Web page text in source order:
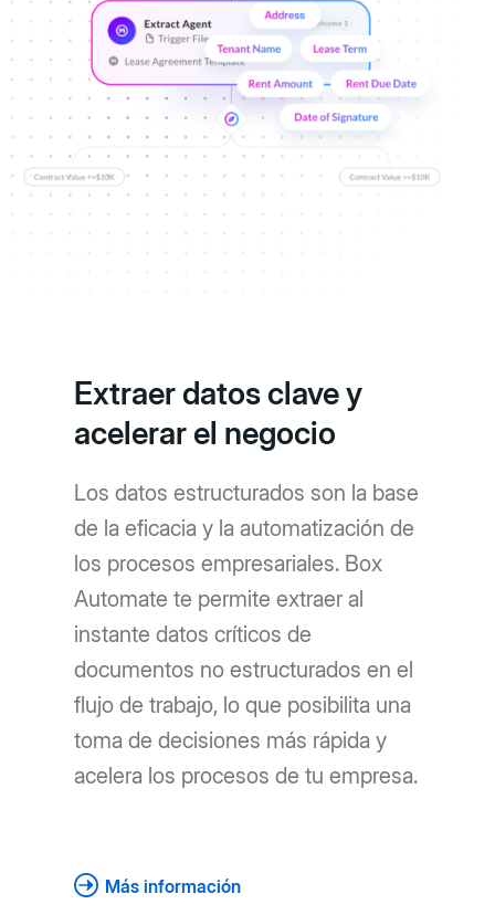
Extraer datos clave y
acelerar el negocio
Los datos estructurados son la base
de la eficacia y la automatización de
los procesos empresariales. Box
Automate te permite extraer al
instante datos críticos de
documentos no estructurados en el
flujo de trabajo, lo que posibilita una
toma de decisiones más rápida y
acelera los procesos de tu empresa.
Más información